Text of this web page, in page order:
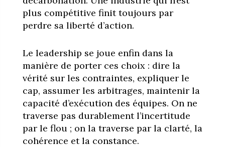
plus compétitive finit toujours par
perdre sa liberté d’action.
Le leadership se joue enfin dans la
manière de porter ces choix : dire la
vérité sur les contraintes, expliquer le
cap, assumer les arbitrages, maintenir la
capacité d’exécution des équipes. On ne
traverse pas durablement l’incertitude
par le flou ; on la traverse par la clarté, la
cohérence et la constance.